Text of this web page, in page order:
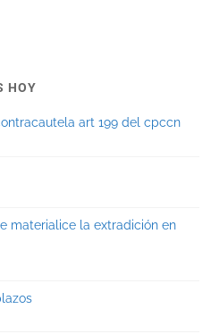
HOY
art 199 del cpccn
materialice la extradición en